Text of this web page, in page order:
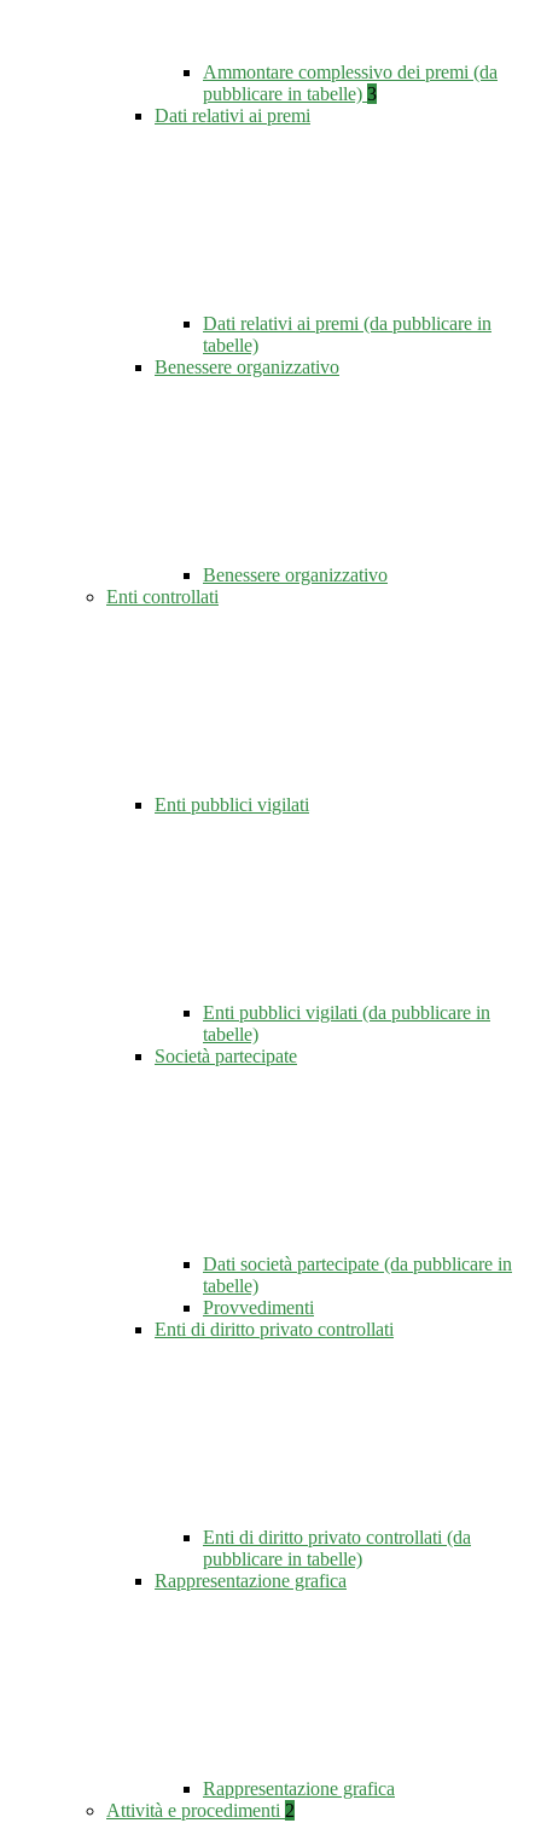
Ammontare complessivo dei premi (da
pubblicare in tabelle) 3
Dati relativi ai premi
Dati relativi ai premi (da pubblicare in
tabelle)
Benessere organizzativo
Benessere organizzativo
Enti controllati
Enti pubblici vigilati
Enti pubblici vigilati (da pubblicare in
tabelle)
Società partecipate
Dati società partecipate (da pubblicare in
tabelle)
Provvedimenti
Enti di diritto privato controllati
Enti di diritto privato controllati (da
pubblicare in tabelle)
Rappresentazione grafica
Rappresentazione grafica
Attività e procedimenti 2